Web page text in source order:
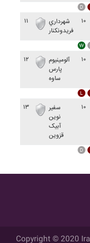
۱۱
شهرداري
فريدونکنار
۱۰
۱۲
آلومينيوم
پارس
ساوه
۱۰
۱۳
سفير
نوين
آبيک
قزوين
۱۰
Copyright © 2020